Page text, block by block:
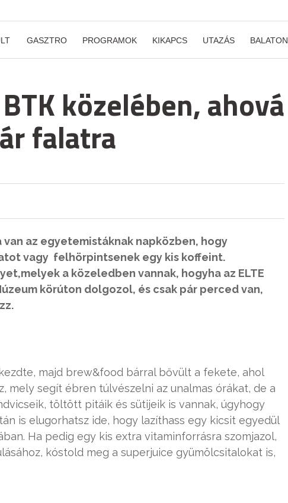
GASZTRO PROGRAMOK KIKAPCS UTAZÁS BALATON
közelében, ahová
falatra
van az egyetemistáknak napközben, hogy
vagy felhörpintsenek egy kis koffeint.
a közeledben vannak, hogyha az ELTE
körúton dolgozol, és csak pár perced van,
majd brew&food bárral bővült a fekete, ahol
mely segít ébren túlvészelni az unalmas órákat, de a
töltött pitáik és sütijeik is vannak, úgyhogy
is elugorhatsz ide, hogy lazíthass egy kicsit egyedül
Ha pedig egy kis extra vitaminforrásra szomjazol,
kóstold meg a superjuice gyümölcsitalokat is,